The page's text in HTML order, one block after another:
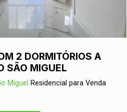
2 DORMITÓRIOS A
SÃO MIGUEL
Miguel Residencial para Venda